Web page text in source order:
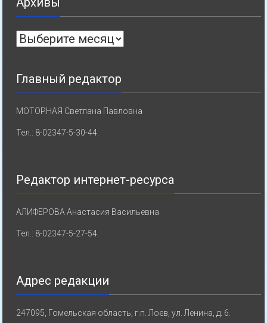
Архивы
Главный редактор
МОТОРНАЯ Светлана Павловна
Тел.: 8-02347-5-30-44.
Редактор интернет-ресурса
АЛИФЕРОВА Анастасия Васильевна
Тел.: 8-02347-5-27-54.
Адрес редакции
247095, Гомельская область, г.п. Лоев, ул. Ленина, д. 6.